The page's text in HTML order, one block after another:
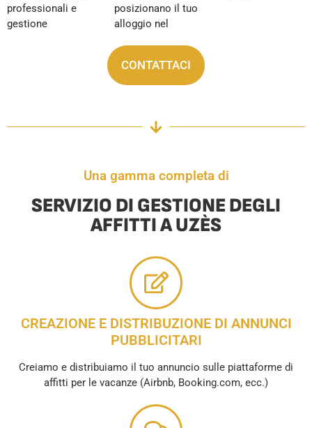
professionali e
gestione
posizionano il tuo
alloggio nel
CONTATTACI
Una gamma completa di
SERVIZIO DI GESTIONE DEGLI
AFFITTI A UZÈS
CREAZIONE E DISTRIBUZIONE DI ANNUNCI
PUBBLICITARI
Creiamo e distribuiamo il tuo annuncio sulle piattaforme di
affitti per le vacanze (Airbnb, Booking.com, ecc.)